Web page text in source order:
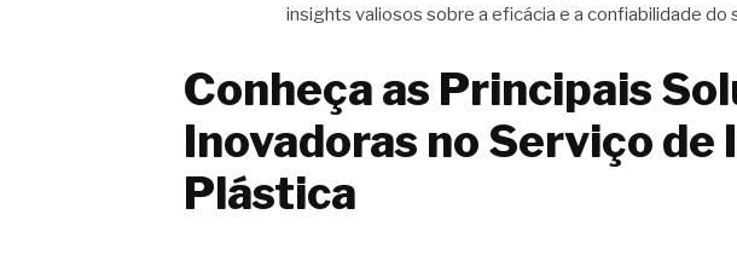
insights valiosos sobre a eficácia e a confiabilidade do
Conheça as Principais
Inovadoras no Serviço de
Plástica